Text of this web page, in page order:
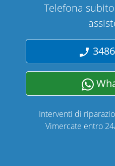
Telefona
Interventi di
Vimercate entro